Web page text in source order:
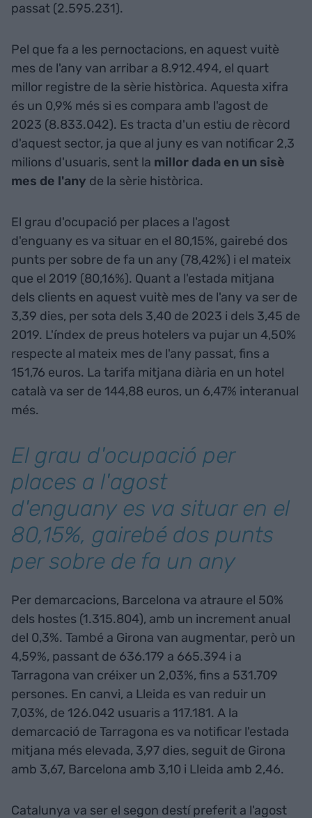
passat (2.595.231).
Pel que fa a les pernoctacions, en aquest vuitè
mes de l'any van arribar a 8.912.494, el quart
millor registre de la sèrie històrica. Aquesta xifra
és un 0,9% més si es compara amb l'agost de
2023 (8.833.042). Es tracta d'un estiu de rècord
d'aquest sector, ja que al juny es van notificar 2,3
milions d'usuaris, sent la millor dada en un sisè
mes de l'any de la sèrie històrica.
El grau d'ocupació per places a l'agost
d'enguany es va situar en el 80,15%, gairebé dos
punts per sobre de fa un any (78,42%) i el mateix
que el 2019 (80,16%). Quant a l'estada mitjana
dels clients en aquest vuitè mes de l'any va ser de
3,39 dies, per sota dels 3,40 de 2023 i dels 3,45 de
2019. L'índex de preus hotelers va pujar un 4,50%
respecte al mateix mes de l'any passat, fins a
151,76 euros. La tarifa mitjana diària en un hotel
català va ser de 144,88 euros, un 6,47% interanual
més.
El grau d'ocupació per
places a l'agost
d'enguany es va situar en el
80,15%, gairebé dos punts
per sobre de fa un any
Per demarcacions, Barcelona va atraure el 50%
dels hostes (1.315.804), amb un increment anual
del 0,3%. També a Girona van augmentar, però un
4,59%, passant de 636.179 a 665.394 i a
Tarragona van créixer un 2,03%, fins a 531.709
persones. En canvi, a Lleida es van reduir un
7,03%, de 126.042 usuaris a 117.181. A la
demarcació de Tarragona es va notificar l'estada
mitjana més elevada, 3,97 dies, seguit de Girona
amb 3,67, Barcelona amb 3,10 i Lleida amb 2,46.
Catalunya va ser el segon destí preferit a l'agost